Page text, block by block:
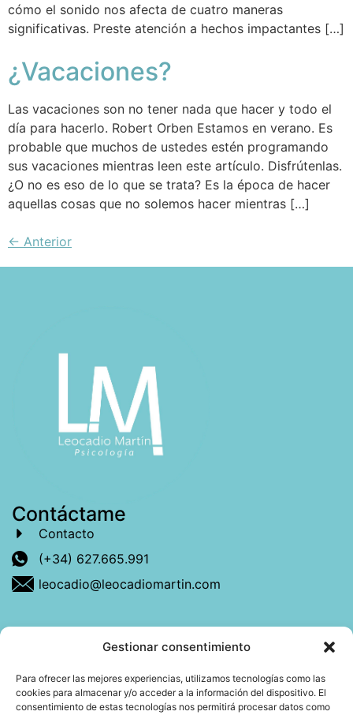
Gestionar consentimiento
Para ofrecer las mejores experiencias, utilizamos tecnologías como las
cookies para almacenar y/o acceder a la información del dispositivo. El
consentimiento de estas tecnologías nos permitirá procesar datos como
cómo el sonido nos afecta de cuatro maneras
significativas. Preste atención a hechos impactantes […]
¿Vacaciones?
Las vacaciones son no tener nada que hacer y todo el
día para hacerlo. Robert Orben Estamos en verano. Es
probable que muchos de ustedes estén programando
sus vacaciones mientras leen este artículo. Disfrútenlas.
¿O no es eso de lo que se trata? Es la época de hacer
aquellas cosas que no solemos hacer mientras […]
← Anterior
Contáctame
Contacto
(+34) 627.665.991
leocadio@leocadiomartin.com
Descubre más sobre mí
Mi libro: La felicidad: qué ayuda y qué no.